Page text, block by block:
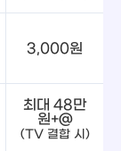
3,000원
최대 48만
원+@
(TV 결합 시)